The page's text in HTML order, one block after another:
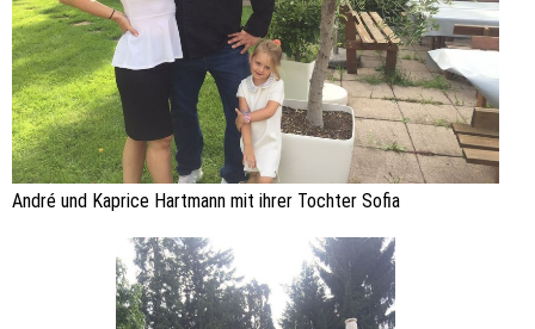
André und Kaprice Hartmann mit ihrer Tochter Sofia